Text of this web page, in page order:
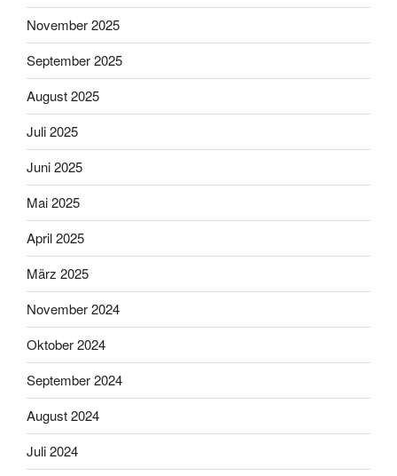
November 2025
September 2025
August 2025
Juli 2025
Juni 2025
Mai 2025
April 2025
März 2025
November 2024
Oktober 2024
September 2024
August 2024
Juli 2024